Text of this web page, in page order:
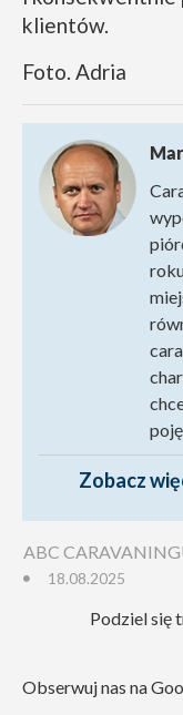
klientów.
Foto. Adria
Zobacz
ABC
18.08.2025
Podziel się
Obserwuj nas na